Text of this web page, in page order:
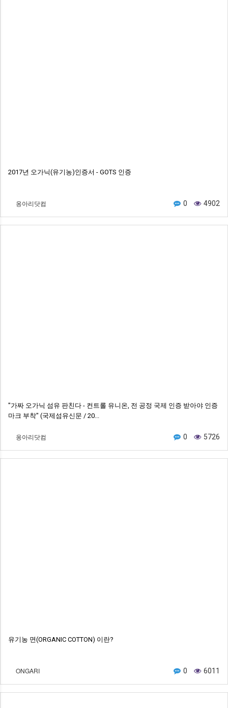
2017년 오가닉(유기농)인증서 - GOTS 인증
옹아리닷컴 0 4902
"가짜 오가닉 섬유 판친다 - 컨트롤 유니온, 전 공정 국제 인증 받아야 인증
마크 부착" (국제섬유신문 / 20...
옹아리닷컴 0 5726
유기농 면(ORGANIC COTTON) 이란?
ONGARI 0 6011